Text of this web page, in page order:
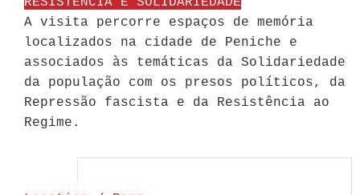
A visita percorre espaços de memória
localizados na cidade de Peniche e
associados às temáticas da Solidariedade
da população com os presos políticos, da
Repressão fascista e da Resistência ao
Regime.